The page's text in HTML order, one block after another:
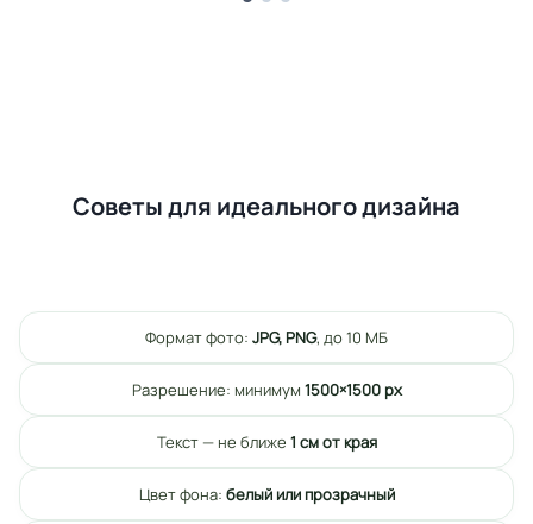
Советы для идеального дизайна
Формат фото: JPG, PNG, до 10 МБ
Разрешение: минимум 1500×1500 px
Текст — не ближе 1 см от края
Цвет фона: белый или прозрачный